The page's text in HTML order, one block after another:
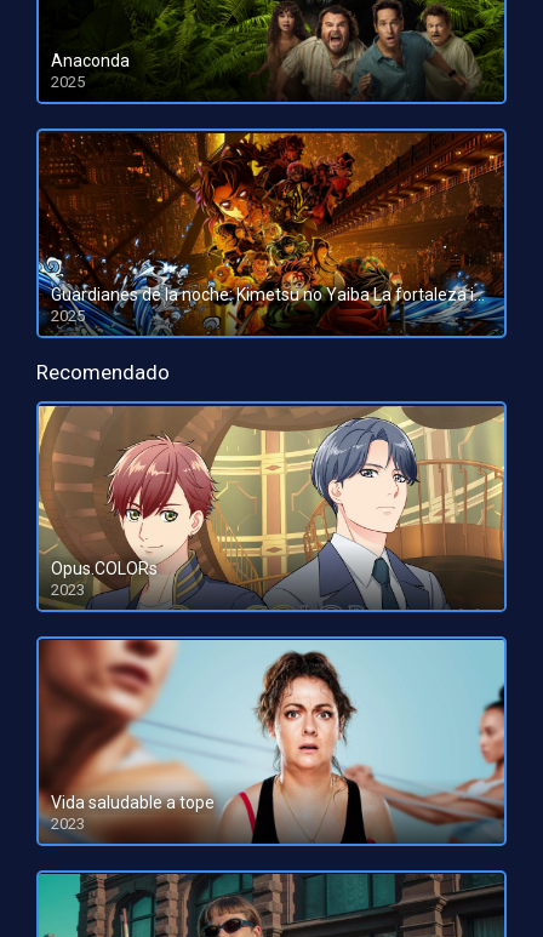
Anaconda
2025
HD 1080pHD 720p
Guardianes de la noche: Kimetsu no Yaiba La fortaleza infinita
2025
HD 1080pHD 720p
Recomendado
Opus.COLORs
2023
HD 1080pHD 720p
Vida saludable a tope
2023
HD 1080pHD 720p